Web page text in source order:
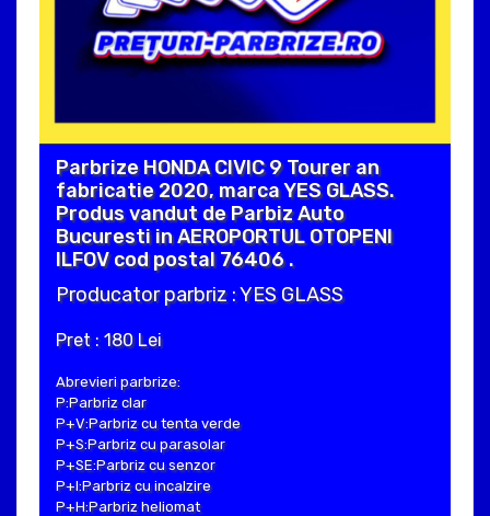
Parbrize HONDA CIVIC 9 Tourer an
fabricatie 2020, marca YES GLASS.
Produs vandut de Parbiz Auto
Bucuresti in AEROPORTUL OTOPENI
ILFOV cod postal 76406 .
Producator parbriz : YES GLASS
Pret : 180 Lei
Abrevieri parbrize:
P:Parbriz clar
P+V:Parbriz cu tenta verde
P+S:Parbriz cu parasolar
P+SE:Parbriz cu senzor
P+I:Parbriz cu incalzire
P+H:Parbriz heliomat